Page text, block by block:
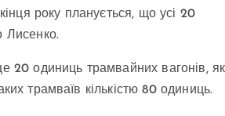
року планується, що усі 20
Лисенко.
20 одиниць трамвайних вагонів,
трамваїв кількістю 80 одиниць.